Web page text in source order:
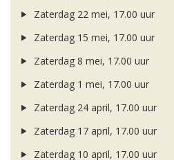
Zaterdag 22 mei, 17.00 uur
Zaterdag 15 mei, 17.00 uur
Zaterdag 8 mei, 17.00 uur
Zaterdag 1 mei, 17.00 uur
Zaterdag 24 april, 17.00 uur
Zaterdag 17 april, 17.00 uur
Zaterdag 10 april, 17.00 uur